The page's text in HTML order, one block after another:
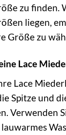
zu finden.
liegen,
Größe zu
Lace
Lace
Spitze und
Verwenden